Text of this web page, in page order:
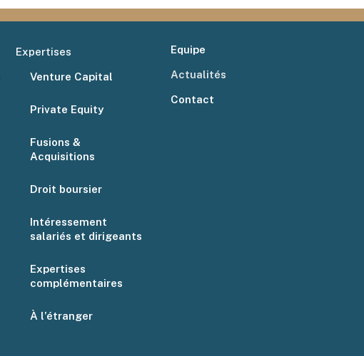
Expertises
Venture Capital
Private Equity
Fusions &
Acquisitions
Droit boursier
Intéressement
salariés et dirigeants
Expertises
complémentaires
À l’étranger
Equipe
Actualités
Contact